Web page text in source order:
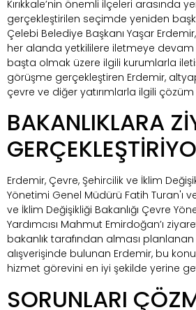
Kırıkkale’nin önemli ilçeleri arasında
gerçekleştirilen seçimde yeniden
Çelebi Belediye Başkanı Yaşar
her alanda yetkililere iletmeye devam
başta olmak üzere ilgili kurumlarla
görüşme gerçekleştiren Erdemir,
çevre ve diğer yatırımlarla ilgili
BAKANLIKLARA
Erdemir, Çevre, Şehircilik ve İklim
Yönetimi Genel Müdürü Fatih Turan'ı
ve İklim Değişikliği Bakanlığı Çevre
Yardımcısı Mahmut Emirdoğan’ı
bakanlık tarafından alması
alışverişinde bulunan Erdemir, bu
hizmet görevini en iyi şekilde yerine
SORUNLARI